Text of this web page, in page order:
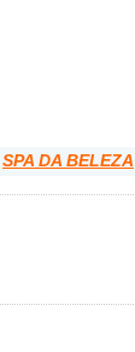
SPA DA BELEZA